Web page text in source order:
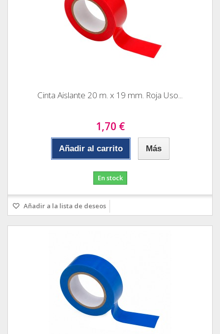
Cinta Aislante 20 m. x 19 mm. Roja Uso...
1,70 €
Añadir al carrito Más
En stock
Añadir a la lista de deseos